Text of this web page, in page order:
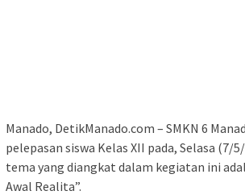
Manado, DetikManado.com – SMKN 6
pelepasan siswa Kelas XII pada, Selasa (7/
tema yang diangkat dalam kegiatan ini
Awal Realita”.